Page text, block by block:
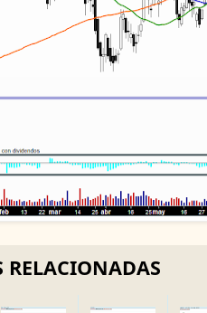
RELACIONADAS